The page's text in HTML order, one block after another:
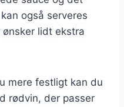
også serveres
lidt ekstra
mere festligt kan du
rødvin, der passer